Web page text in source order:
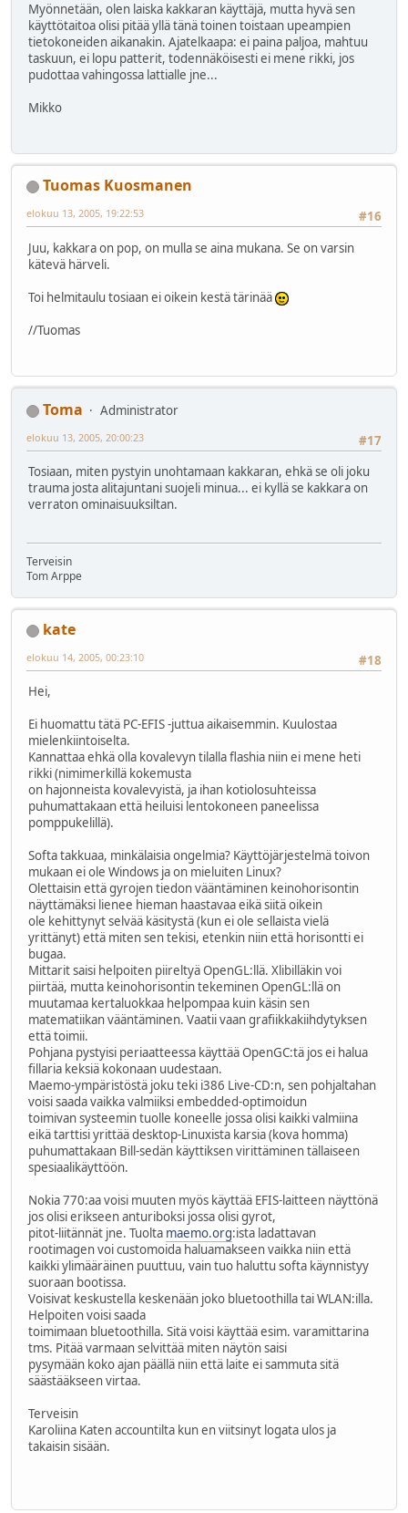
Myönnetään, olen laiska kakkaran käyttäjä, mutta hyvä sen
käyttötaitoa olisi pitää yllä tänä toinen toistaan upeampien
tietokoneiden aikanakin. Ajatelkaapa: ei paina paljoa, mahtuu
taskuun, ei lopu patterit, todennäköisesti ei mene rikki, jos
pudottaa vahingossa lattialle jne...
Mikko
Tuomas Kuosmanen
#16
elokuu 13, 2005, 19:22:53
Juu, kakkara on pop, on mulla se aina mukana. Se on varsin
kätevä härveli.
Toi helmitaulu tosiaan ei oikein kestä tärinää
//Tuomas
Toma
Administrator
#17
elokuu 13, 2005, 20:00:23
Tosiaan, miten pystyin unohtamaan kakkaran, ehkä se oli joku
trauma josta alitajuntani suojeli minua... ei kyllä se kakkara on
verraton ominaisuuksiltan.
Terveisin
Tom Arppe
kate
#18
elokuu 14, 2005, 00:23:10
Hei,
Ei huomattu tätä PC-EFIS -juttua aikaisemmin. Kuulostaa
mielenkiintoiselta.
Kannattaa ehkä olla kovalevyn tilalla flashia niin ei mene heti
rikki (nimimerkillä kokemusta
on hajonneista kovalevyistä, ja ihan kotiolosuhteissa
puhumattakaan että heiluisi lentokoneen paneelissa
pomppukelillä).
Softa takkuaa, minkälaisia ongelmia? Käyttöjärjestelmä toivon
mukaan ei ole Windows ja on mieluiten Linux?
Olettaisin että gyrojen tiedon vääntäminen keinohorisontin
näyttämäksi lienee hieman haastavaa eikä siitä oikein
ole kehittynyt selvää käsitystä (kun ei ole sellaista vielä
yrittänyt) että miten sen tekisi, etenkin niin että horisontti ei
bugaa.
Mittarit saisi helpoiten piireltyä OpenGL:llä. Xlibilläkin voi
piirtää, mutta keinohorisontin tekeminen OpenGL:llä on
muutamaa kertaluokkaa helpompaa kuin käsin sen
matematiikan vääntäminen. Vaatii vaan grafiikkakiihdytyksen
että toimii.
Pohjana pystyisi periaatteessa käyttää OpenGC:tä jos ei halua
fillaria keksiä kokonaan uudestaan.
Maemo-ympäristöstä joku teki i386 Live-CD:n, sen pohjaltahan
voisi saada vaikka valmiiksi embedded-optimoidun
toimivan systeemin tuolle koneelle jossa olisi kaikki valmiina
eikä tarttisi yrittää desktop-Linuxista karsia (kova homma)
puhumattakaan Bill-sedän käyttiksen virittäminen tällaiseen
spesiaalikäyttöön.
Nokia 770:aa voisi muuten myös käyttää EFIS-laitteen näyttönä
jos olisi erikseen anturiboksi jossa olisi gyrot,
pitot-liitännät jne. Tuolta maemo.org:ista ladattavan
rootimagen voi customoida haluamakseen vaikka niin että
kaikki ylimääräinen puuttuu, vain tuo haluttu softa käynnistyy
suoraan bootissa.
Voisivat keskustella keskenään joko bluetoothilla tai WLAN:illa.
Helpoiten voisi saada
toimimaan bluetoothilla. Sitä voisi käyttää esim. varamittarina
tms. Pitää varmaan selvittää miten näytön saisi
pysymään koko ajan päällä niin että laite ei sammuta sitä
säästääkseen virtaa.
Terveisin
Karoliina Katen accountilta kun en viitsinyt logata ulos ja
takaisin sisään.